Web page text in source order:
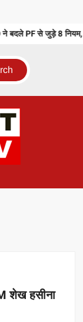
ने बदले PF से जुड़े 8
शेख हसीना